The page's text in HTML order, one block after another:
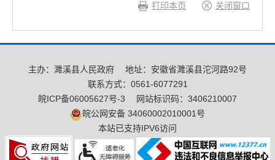
打印本页 关闭窗口
主办：濉溪县人民政府
地址：安徽省濉溪县沱河路92号
联系方式：0561-6077291
皖ICP备06005627号-3
网站标识码：3406210007
皖公网安备 34060002010001号
本站已支持IPV6访问